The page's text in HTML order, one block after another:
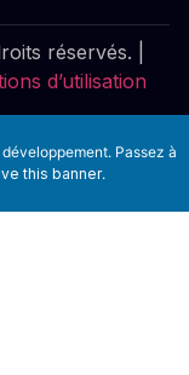
réservés. |
d’utilisation
Passez à
this banner.